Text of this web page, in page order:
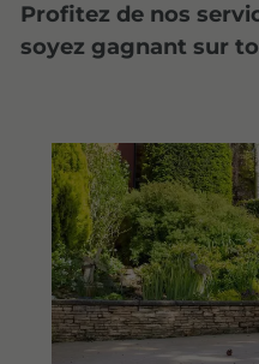
Profitez de nos
soyez gagnant sur